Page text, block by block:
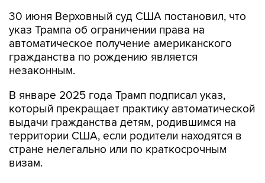
30 июня Верховный суд США постановил, что
указ Трампа об ограничении права на
автоматическое получение американского
гражданства по рождению является
незаконным.
В январе 2025 года Трамп подписал указ,
который прекращает практику автоматической
выдачи гражданства детям, родившимся на
территории США, если родители находятся в
стране нелегально или по краткосрочным
визам.